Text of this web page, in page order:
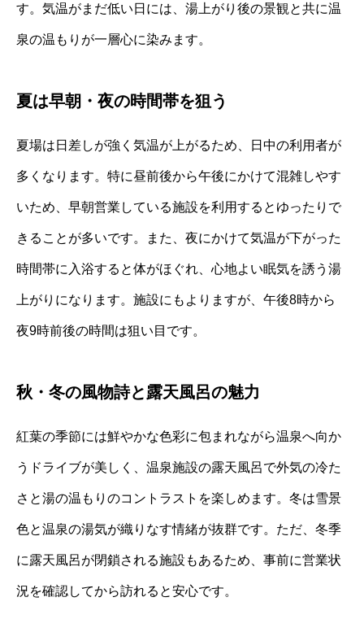
す。気温がまだ低い日には、湯上がり後の景観と共に温
泉の温もりが一層心に染みます。
夏は早朝・夜の時間帯を狙う
夏場は日差しが強く気温が上がるため、日中の利用者が
多くなります。特に昼前後から午後にかけて混雑しやす
いため、早朝営業している施設を利用するとゆったりで
きることが多いです。また、夜にかけて気温が下がった
時間帯に入浴すると体がほぐれ、心地よい眠気を誘う湯
上がりになります。施設にもよりますが、午後8時から
夜9時前後の時間は狙い目です。
秋・冬の風物詩と露天風呂の魅力
紅葉の季節には鮮やかな色彩に包まれながら温泉へ向か
うドライブが美しく、温泉施設の露天風呂で外気の冷た
さと湯の温もりのコントラストを楽しめます。冬は雪景
色と温泉の湯気が織りなす情緒が抜群です。ただ、冬季
に露天風呂が閉鎖される施設もあるため、事前に営業状
況を確認してから訪れると安心です。